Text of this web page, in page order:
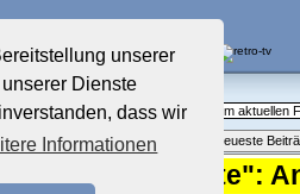
unserer
Dienste
dass wir
Informationen
Forum
Fragen, Antworten und Meinungen zum aktuellen
• Neues Thema Neueste
"Doppelhaushälfte":